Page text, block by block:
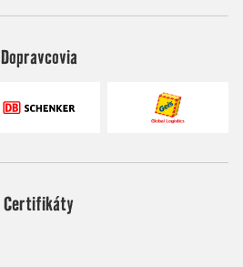
Dopravcovia
Certifikáty